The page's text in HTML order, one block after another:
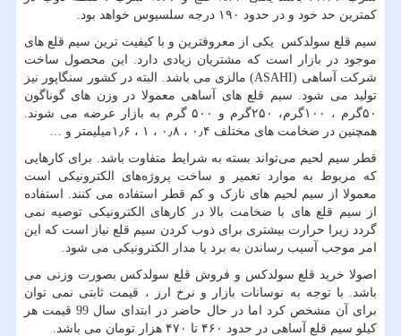
کمترین حد خود و در حدود ۱۹۰ درجه سلسیوس خواهد بود.
سیم قلع سولدکس یکی از معروفترین و با کیفیت ترین سیم قلع های
موجود در بازار است که مشتریان زیادی دارد. این محصول ساخت
شرکت آساهی (ASAHI) مالزی می باشد. البته در کشور سنگاپور نیز
تولید می شود. سیم قلع های آساهی معمولا در وزن های گوناگون
۵۰گرم ، ۱۰۰گرم، ۲۵۰گرم و ۵۰۰ گرم به بازار عرضه می شوند.
همچنین در ضخامت های مختلف ۰٫۴ ، ۰٫۸ ، ۱ ، ۱٫۶میلیمتر و …
قطر سیم لحیم می‌تواند بسته به شرایط متفاوت باشد. برای کارهایی
که مربوط به موارد تعمیر و ساخت پروژه‌های الکترونیکی است
معمولا از سیم لحیم های نازک و کم قطر استفاده می کنند. استفاده
از سیم قلع های با ضخامت بالا در کارهای الکترونیکی توصیه نمی
گردد زیرا حرارت بیشتری برای ذوب کردن سیم قلع نیاز است که این
امر موجب آسیب رساندن به برد یا مدار الکترونیکی می شود.
اصولا خرید قلع سولدکس و فروش قلع سولدکس بصورت وزنی می
باشد. با توجه به نوسانات بازار و نرخ ارز ، قیمت ثابتی نمی توان
برای آن مشخص کرد اما در حال حاضر در ابتدای سال 99 قیمت هر
کیلو سیم قلع آساهی در حدود ۴۶۰ تا ۴۷۰ هزار تومان می باشد.